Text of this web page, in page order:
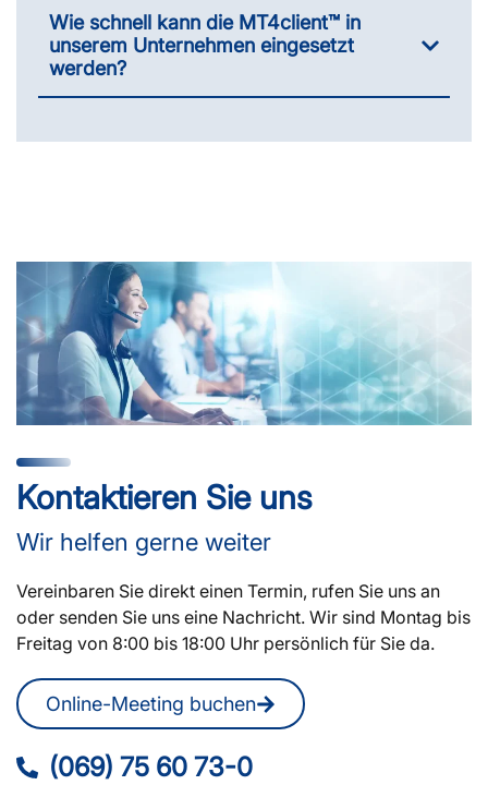
Wie schnell kann die MT4client™ in
unserem Unternehmen eingesetzt
werden?
Kontaktieren Sie uns
Wir helfen gerne weiter
Vereinbaren Sie direkt einen Termin, rufen Sie uns an
oder senden Sie uns eine Nachricht. Wir sind Montag bis
Freitag von 8:00 bis 18:00 Uhr persönlich für Sie da.
Online-Meeting buchen
(069) 75 60 73-0